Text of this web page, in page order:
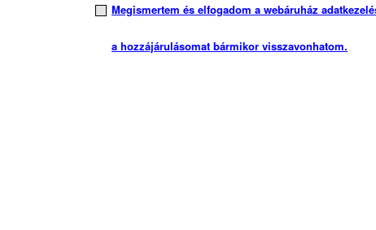
Megismertem és elfogadom a webáruház
a hozzájárulásomat bármikor visszavonhatom.